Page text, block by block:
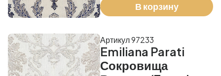
В корзину
Emiliana Parati
Сокровища
Артикул 97233